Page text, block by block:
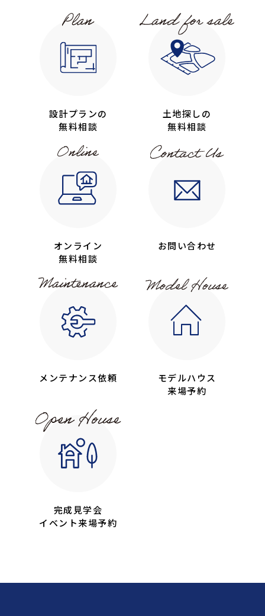
設計プランの
無料相談
土地探しの
無料相談
オンライン
無料相談
お問い合わせ
メンテナンス依頼
モデルハウス
来場予約
完成見学会
イベント来場予約